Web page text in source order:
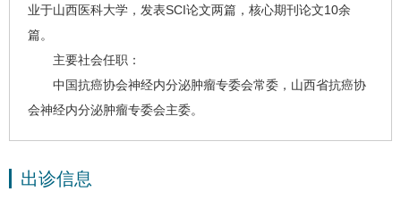
业于山西医科大学，发表SCI论文两篇，核心期刊论文10余
篇。
主要社会任职：
中国抗癌协会神经内分泌肿瘤专委会常委， 山西省抗癌协
会神经内分泌肿瘤专委会主委。
出诊信息